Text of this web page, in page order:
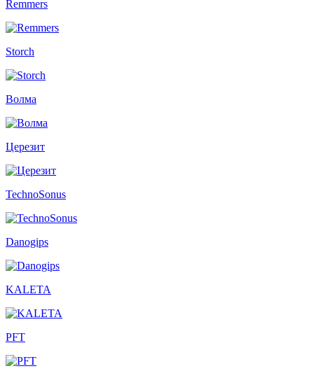
Remmers
Storch
Волма
Церезит
TechnoSonus
Danogips
KALETA
PFT